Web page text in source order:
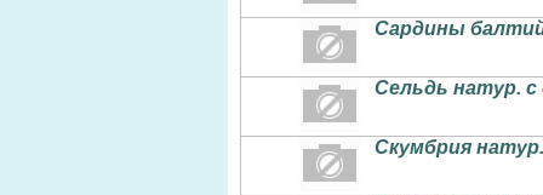
Сардины
Сельдь натур. с
Скумбрия